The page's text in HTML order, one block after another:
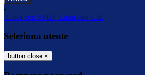
-
Entra con SPID Entra con CIE
Seleziona utente
button close ×